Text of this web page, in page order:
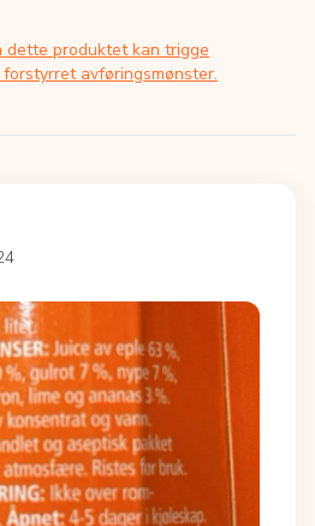
dette produktet kan trigge
avføringsmønster.